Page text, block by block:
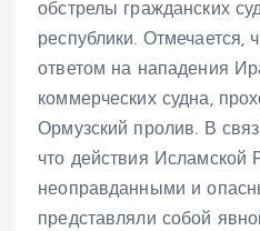
обстрелы гражданских
республики. Отмечается,
ответом на нападения
коммерческих судна,
Ормузский пролив. В
что действия Исламской
неоправданными и
представляли собой